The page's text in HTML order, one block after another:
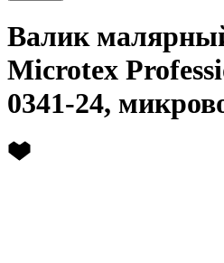
Валик
Microtex
0341-24,